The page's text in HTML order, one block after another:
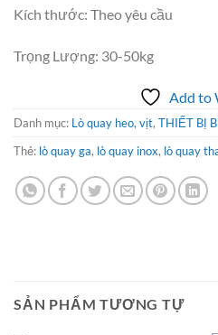
Kích thước: Theo yêu cầu
Trọng Lượng: 30-50kg
Add to
Danh mục: Lò quay heo, vịt, THIẾT BỊ
Thẻ: lò quay ga, lò quay inox, lò quay
SẢN PHẨM TƯƠNG TỰ